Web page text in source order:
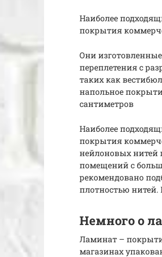
Наиболее
покрытия
Они
переплетения с
таких как
напольное
сантиметров
Наиболее
покрытия
нейлоновых нитей
помещений с
рекомендовано
плотностью нитей.
Немного о
Ламинат –
магазинах